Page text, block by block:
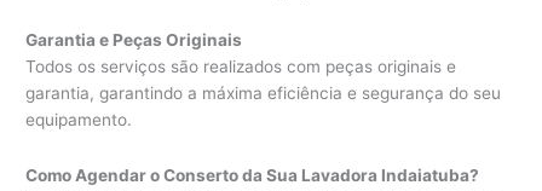
Garantia e Peças Originais
Todos os serviços são realizados com peças originais e
garantia, garantindo a máxima eficiência e segurança do seu
equipamento.
Como Agendar o Conserto da Sua Lavadora Indaiatuba?